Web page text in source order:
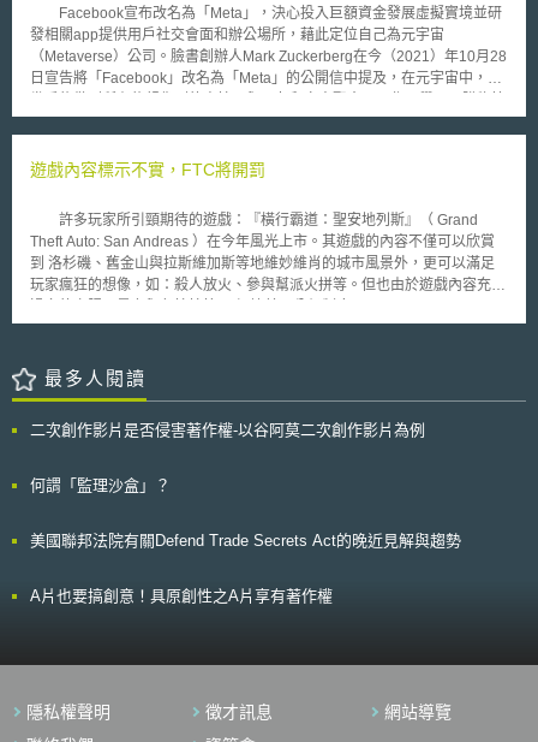
別及原因、資料儲存位置或地點、資料分享之可能及其原因、資料保存之期
限、及其他可能影響用戶隱私之事件；倘若廠商必須變更隱私政策與規定，
則應使用明確易懂之方式事先通知所有使用者了解進行何項變更，以強化用
戶隱私與個人資料保護意識。
變行動方案，包括加強準備、迅速發現、診斷並進行治療；在可行的情況下
發現並追蹤感染者；強化醫療機構中的感染預防及控制；實施旅行者的健康
管理措施；提升人民對疫情風險認識、減少社區交流風險等。（3）加速對
2019‑nCoV的研究及創新，優先推動快速篩檢追蹤與擴大研發創新規模、
的計畫準備與成效，以便WHO能與政府合作，共同改善全球防疫系統。該
管理計畫、防疫物資供應程度、研究開發與臨床實驗比例、國家公共衛生系
統疫情準備能力、建構檢驗與快篩的即時通報系統、完善診斷流程與安全隔
離措施、疫情報告與資訊分享機制等。
Facebook宣布改名為「Meta」，決心投入巨額資金發展虛擬實境並研
發相關app提供用戶社交會面和辦公場所，藉此定位自己為元宇宙
（Metaverse）公司。臉書創辦人Mark Zuckerberg在今（2021）年10月28
日宣告將「Facebook」改名為「Meta」的公開信中提及，在元宇宙中，您
行為。 元宇宙這名詞是如此新穎，以至於沒有一個被普遍接受的定
是個讓使用者能身歷其境且包羅萬象的世界，將超脫電玩與娛樂而進入工作
隨著區塊鏈和加密貨幣這類科技被廣泛採用，在元宇宙或Web3.0這樣
的虛擬空間經營公司、買賣持有商品將順勢發展而來。財產的標記化
（tokenization）也意味著任何實體或虛擬物的所有權可以被認證，也在無
法竄改的帳本擁有權限碼，使得虛擬世界的交易更可靠。 非同質化代
房產或者任何其他的數位虛擬物品，且一樣能證明所有權。可以說，數位財
產標記化將對法律業產生最大影響。元宇宙將很有可能發展出一個數位城
市，使消費者們能在數位世界購買土地，在土地上面建造房屋且將透過
方式跟企業購買。 在元宇宙裡，交易行為將與現實世界一模一樣。財
也會產生著作權的爭端，或者發生利用數位資產洗錢、逃漏稅等新型態的犯
罪，但元宇宙中的行為人與現實世界行為人不一定有明確連結，使得執法機
同現實世界一樣，需要法律專家和保險制度降低他們的風險。 元宇宙
和法律事務所也必須熟稔於這個領域，以應付那些即將要投入這項產業的客
遊戲內容標示不實，FTC將開罰
許多玩家所引頸期待的遊戲：『橫行霸道：聖安地列斯』（ Grand
Theft Auto: San Andreas ）在今年風光上市。其遊戲的內容不僅可以欣賞
到 洛杉磯、舊金山與拉斯維加斯等地維妙維肖的城市風景外，更可以滿足
玩家瘋狂的想像，如：殺人放火、參與幫派火拼等。但也由於遊戲內容充斥
Rating Board （ ESRB ）的分類，本遊戲應該是屬於「只限成人（ AO,
意指適合十七歲以上的人購買。 Rockstar 公司的行動違反廠商自律以及欺
騙消費者。對 FTC 來說，這是非常嚴重的問題， FTC 並且警告 Rockstar
最多人閱讀
二次創作影片是否侵害著作權-以谷阿莫二次創作影片為例
何謂「監理沙盒」？
美國聯邦法院有關Defend Trade Secrets Act的晚近見解與趨勢
A片也要搞創意！具原創性之A片享有著作權
隱私權聲明 徵才訊息
網站導覽